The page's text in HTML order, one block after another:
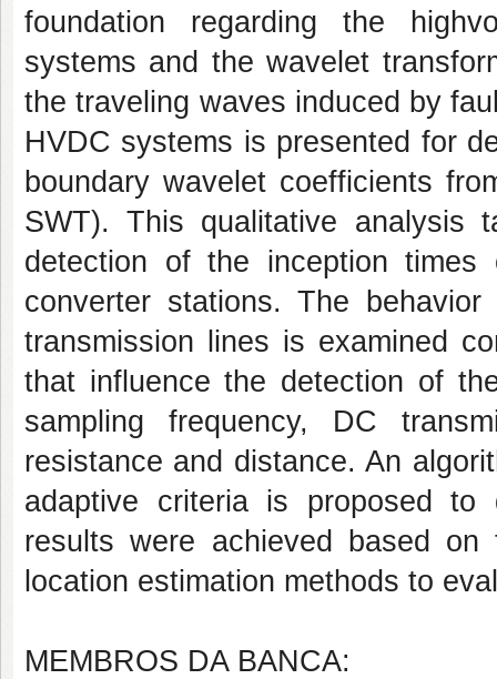
foundation regarding the
systems and the wavelet
the traveling waves induced by
HVDC systems is presented for
boundary wavelet coefficients
SWT). This qualitative analysis
detection of the inception
converter stations. The
transmission lines is examined
that influence the detection of
sampling frequency, DC
resistance and distance. An
adaptive criteria is proposed to
results were achieved based
location estimation methods to
MEMBROS DA BANCA: